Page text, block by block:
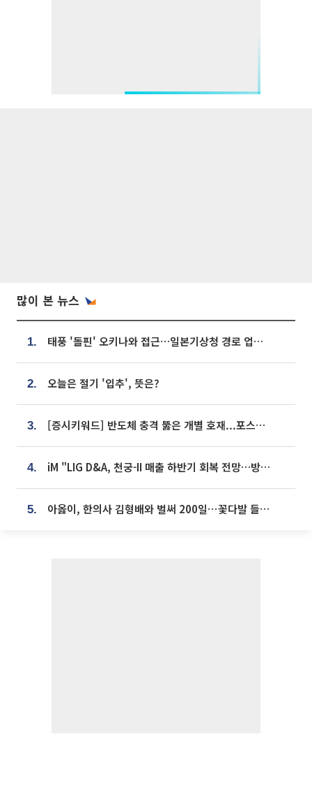
많이 본 뉴스
1. 태풍 '돌핀' 오키나와 접근…일본기상청 경로 업데이트
2. 오늘은 절기 '입추', 뜻은?
3. [증시키워드] 반도체 충격 뚫은 개별 호재...포스코퓨처엠·에코프로·한화솔루션 '눈길'
4. iM "LIG D&A, 천궁-II 매출 하반기 회복 전망…방산 톱픽 유지"
5. 아옳이, 한의사 김형배와 벌써 200일⋯꽃다발 들고 "프러포즈 아냐"